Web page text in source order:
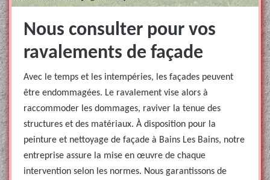
Nous consulter pour vos
ravalements de façade
Avec le temps et les intempéries, les façades peuvent
être endommagées. Le ravalement vise alors à
raccommoder les dommages, raviver la tenue des
structures et des matériaux. À disposition pour la
peinture et nettoyage de façade à Bains Les Bains, notre
entreprise assure la mise en œuvre de chaque
intervention selon les normes. Nous garantissons de